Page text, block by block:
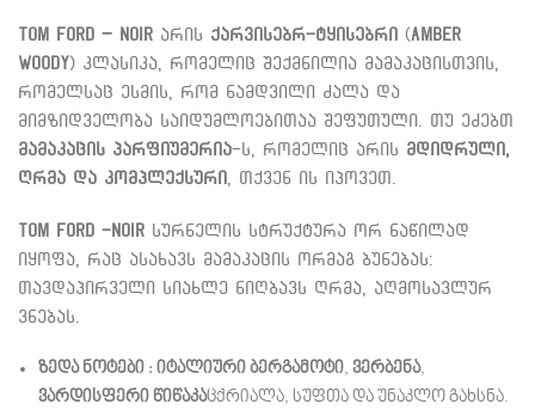
Tom Ford – Noir არის ქარვისებრ-ტყისებრი (Amber
Woody ) კლასიკა, რომელიც შექმნილია მამაკაცისთვის,
რომელსაც ესმის, რომ ნამდვილი ძალა და
მიმზიდველობა საიდუმლოებითაა შეფუთული.
თუ ეძებთ
მამაკაცის პარფიუმერია-ს, რომელიც არის მდიდრული,
ღრმა და კომპლექსური
, თქვენ ის იპოვეთ.
Tom Ford -Noir სურნელის სტრუქტურა ორ ნაწილად
იყოფა, რაც ასახავს მამაკაცის ორმაგ ბუნებას:
თავდაპირველი სიახლე ნიღბავს ღრმა, აღმოსავლურ
ვნებას.
ზედა ნოტები : იტალიური ბერგამოტი, ვერბენა,
ვარდისფერი წიწაკაცქრიალა, სუფთა და უნაკლო გახსნა.